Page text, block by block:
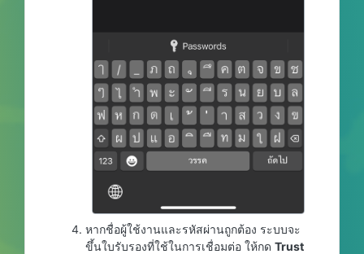
หากชื่อผู้ใช้งานและรหัสผ่านถูกต้อง ระบบจะ
ขึ้นใบรับรองที่ใช้ในการเชื่อมต่อ ให้กด Trust